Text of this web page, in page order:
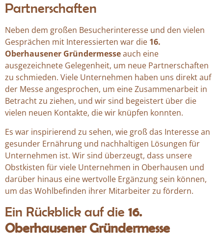
Partnerschaften
Neben dem großen Besucherinteresse und den vielen
Gesprächen mit Interessierten war die 16.
Oberhausener Gründermesseauch eine
ausgezeichnete Gelegenheit, um neue Partnerschaften
zu schmieden. Viele Unternehmen haben uns direkt auf
der Messe angesprochen, um eine Zusammenarbeit in
Betracht zu ziehen, und wir sind begeistert über die
vielen neuen Kontakte, die wir knüpfen konnten.
Es war inspirierend zu sehen, wie groß das Interesse an
gesunder Ernährung und nachhaltigen Lösungen für
Unternehmen ist. Wir sind überzeugt, dass unsere
Obstkisten für viele Unternehmen in Oberhausen und
darüber hinaus eine wertvolle Ergänzung sein können,
um das Wohlbefinden ihrer Mitarbeiter zu fördern.
Ein Rückblick auf die 16.
Oberhausener Gründermesse